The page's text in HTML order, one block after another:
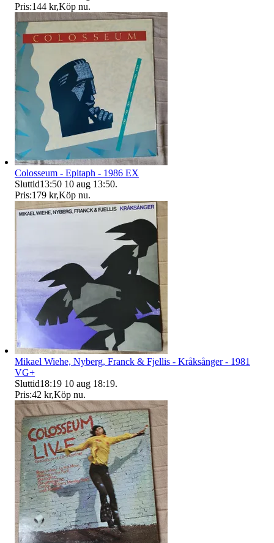
Pris:144 kr,Köp nu.
Colosseum - Epitaph - 1986 EX
Sluttid13:50 10 aug 13:50.
Pris:179 kr,Köp nu.
Mikael Wiehe, Nyberg, Franck & Fjellis - Kråksånger - 1981
VG+
Sluttid18:19 10 aug 18:19.
Pris:42 kr,Köp nu.